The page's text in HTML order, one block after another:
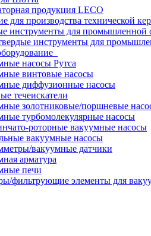
продукция LECO
для производства технической
инструменты для
инструменты для
насосы Рутса
винтовые насосы
диффузионные насосы
течеискатели
золотниковые/поршневые
турбомолекулярные насосы
роторные вакуумные насосы
вакуумные насосы
вакуумные датчики
арматура
печи
фильтрующие элементы для